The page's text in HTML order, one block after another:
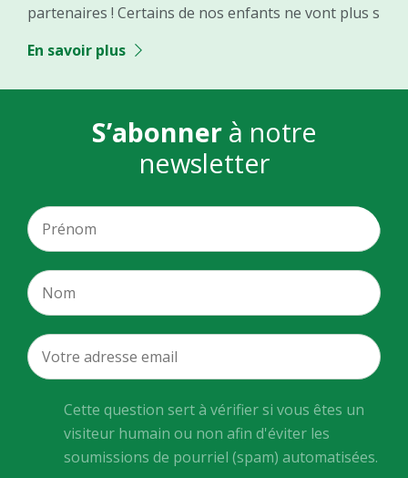
partenaires ! Certains de nos enfants ne vont plus s
En savoir plus
S’abonner à notre
newsletter
Cette question sert à vérifier si vous êtes un
visiteur humain ou non afin d'éviter les
soumissions de pourriel (spam) automatisées.